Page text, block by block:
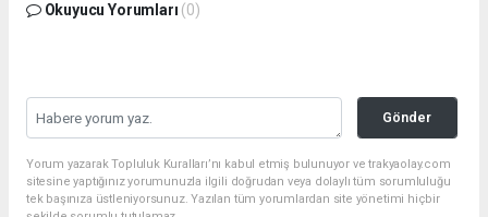
Okuyucu Yorumları (0)
Gönder
Yorum yazarak Topluluk Kuralları’nı kabul etmiş bulunuyor ve trakyaolay.com
sitesine yaptığınız yorumunuzla ilgili doğrudan veya dolaylı tüm sorumluluğu
tek başınıza üstleniyorsunuz. Yazılan tüm yorumlardan site yönetimi hiçbir